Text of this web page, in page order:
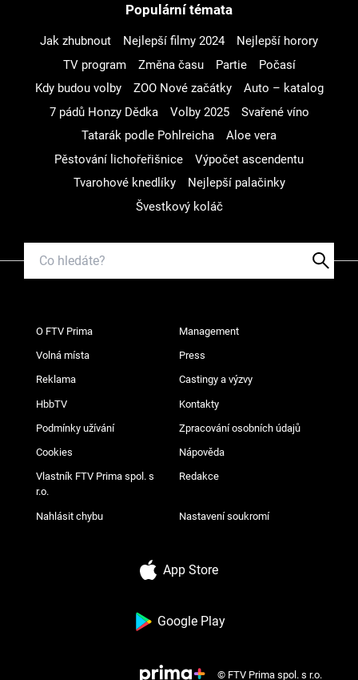
Populární témata
Jak zhubnout Nejlepší filmy 2024
Nejlepší horory
TV program
Změna času Partie
Počasí
Kdy budou volby
ZOO Nové začátky
Auto – katalog
7 pádů Honzy Dědka
Volby 2025
Svařené víno
Tatarák podle Pohlreicha
Aloe vera
Pěstování lichořeřišnice
Výpočet ascendentu
Tvarohové knedlíky
Nejlepší palačinky
Švestkový koláč
O FTV Prima Management
Volná místa Press
Reklama Castingy a výzvy
HbbTV Kontakty
Podmínky užívání Zpracování osobních údajů
Cookies Nápověda
Vlastník FTV Prima spol. s
r.o.
Redakce
Nahlásit chybu Nastavení soukromí
App Store
Google Play
© FTV Prima spol. s r.o.